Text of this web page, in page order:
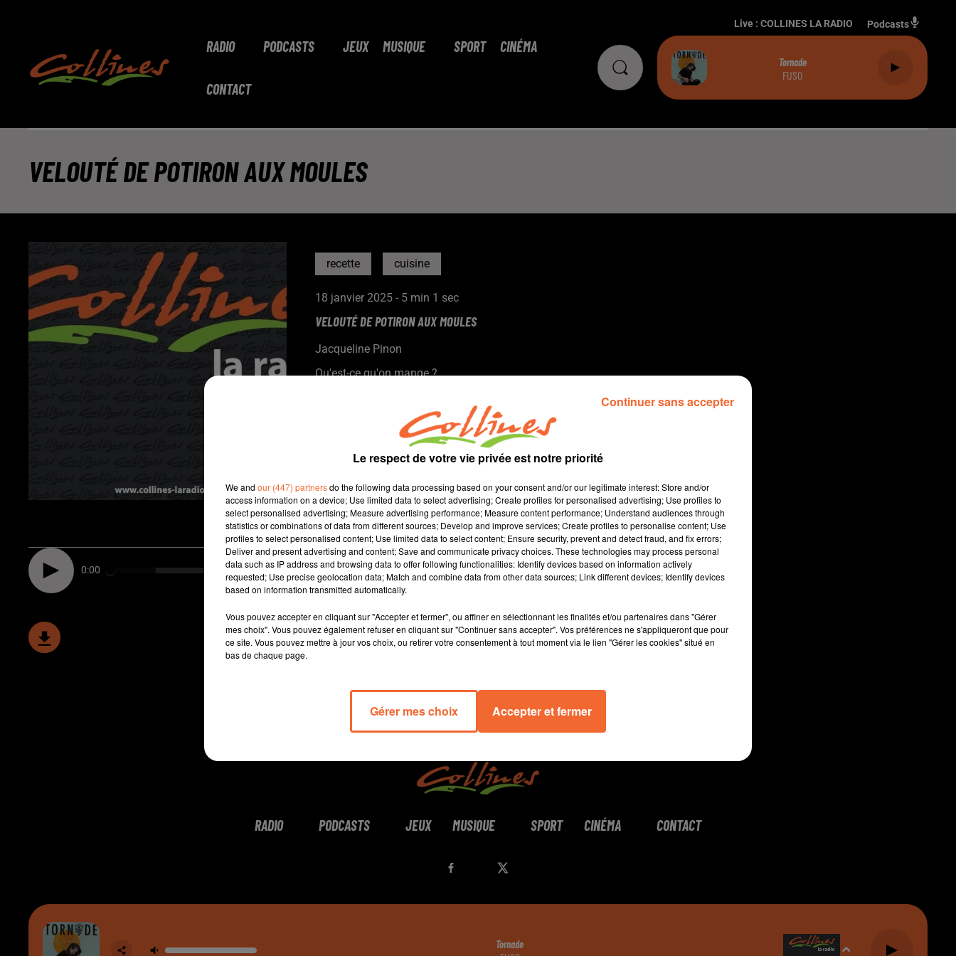
RADIO PODCASTS JEUX MUSIQUE SPORT CINÉMA
CONTACT
Live : COLLINES LA RADIO Podcasts
Tornade
FUSO
VELOUTÉ DE POTIRON AUX MOULES
recette cuisine
18 janvier 2025 - 5 min 1 sec
VELOUTÉ DE POTIRON AUX MOULES
Jacqueline Pinon
Qu'est-ce qu'on mange ?
0:00 5 min 1 sec
RADIO PODCASTS JEUX MUSIQUE SPORT CINÉMA CONTACT
Tornade
Le respect de votre vie privée est notre priorité
We and our (447) partnersdo the following data processing based on your consent and/or our legitimate interest: Store and/or
access information on a device; Use limited data to select advertising; Create profiles for personalised advertising; Use profiles to
select personalised advertising; Measure advertising performance; Measure content performance; Understand audiences through
statistics or combinations of data from different sources; Develop and improve services; Create profiles to personalise content; Use
profiles to select personalised content; Use limited data to select content; Ensure security, prevent and detect fraud, and fix errors;
Deliver and present advertising and content; Save and communicate privacy choices. These technologies may process personal
data such as IP address and browsing data to offer following functionalities: Identify devices based on information actively
requested; Use precise geolocation data; Match and combine data from other data sources; Link different devices; Identify devices
based on information transmitted automatically.
Vous pouvez accepter en cliquant sur "Accepter et fermer", ou affiner en sélectionnant les finalités et/ou partenaires dans "Gérer
mes choix". Vous pouvez également refuser en cliquant sur "Continuer sans accepter". Vos préférences ne s'appliqueront que pour
ce site. Vous pouvez mettre à jour vos choix, ou retirer votre consentement à tout moment via le lien "Gérer les cookies" situé en
bas de chaque page.
Gérer mes choix Accepter et fermer
Continuer sans accepter